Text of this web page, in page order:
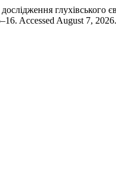
глухівського
Accessed August 7, 2026.